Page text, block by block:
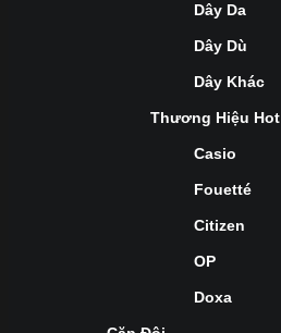
Dây Da
Dây Dù
Dây Khác
Thương Hiệu Hot
Casio
Fouetté
Citizen
OP
Doxa